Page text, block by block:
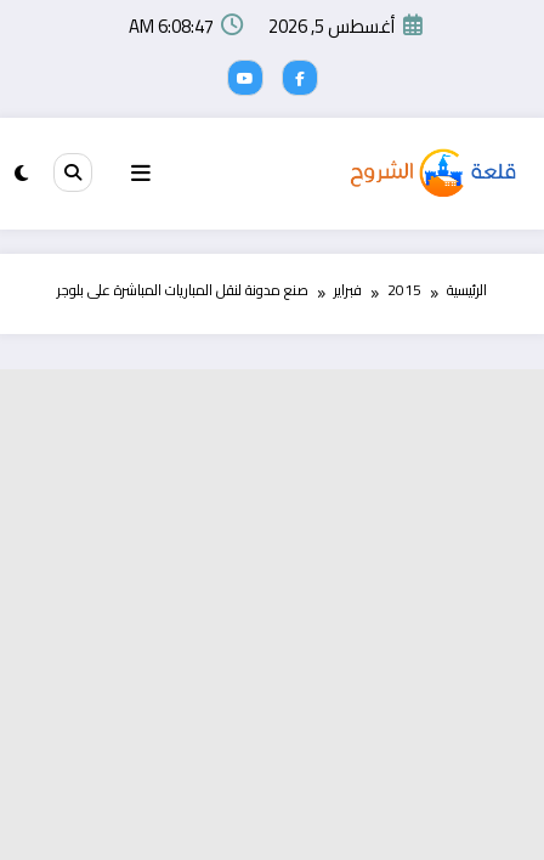
أغسطس 5, 2026 6:08:48 AM
الرئيسية 2015 فبراير صنع مدونة لنقل المباريات المباشرة على بلوجر